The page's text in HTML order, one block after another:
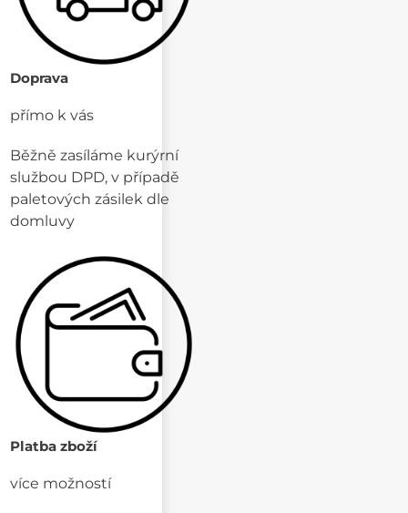
Doprava
přímo k vás
Běžně zasíláme kurýrní
službou DPD, v případě
paletových zásilek dle
domluvy
Platba zboží
více možností